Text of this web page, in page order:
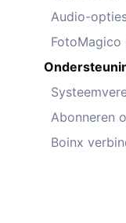
Audio-
FotoMagico
Abonneren
Boinx